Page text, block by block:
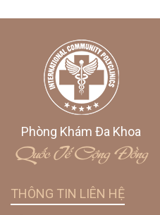
Phòng Khám Đa Khoa
Quốc Tế Cộng Đồng
THÔNG TIN LIÊN HỆ